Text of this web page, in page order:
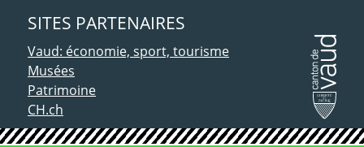
SITES PARTENAIRES
Vaud: économie, sport, tourisme
Musées
Patrimoine
CH.ch